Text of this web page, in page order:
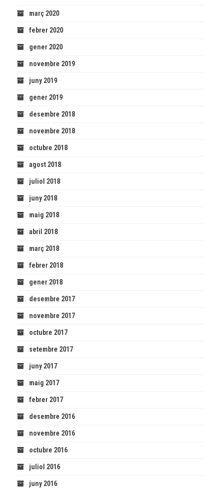
març 2020
febrer 2020
gener 2020
novembre 2019
juny 2019
gener 2019
desembre 2018
novembre 2018
octubre 2018
agost 2018
juliol 2018
juny 2018
maig 2018
abril 2018
març 2018
febrer 2018
gener 2018
desembre 2017
novembre 2017
octubre 2017
setembre 2017
juny 2017
maig 2017
febrer 2017
desembre 2016
novembre 2016
octubre 2016
juliol 2016
juny 2016